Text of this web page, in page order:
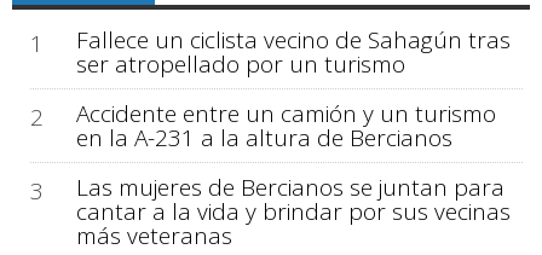
1 Fallece un ciclista vecino de Sahagún tras
ser atropellado por un turismo
2
Accidente entre un camión y un turismo
en la A-231 a la altura de Bercianos
3
Las mujeres de Bercianos se juntan para
cantar a la vida y brindar por sus vecinas
más veteranas